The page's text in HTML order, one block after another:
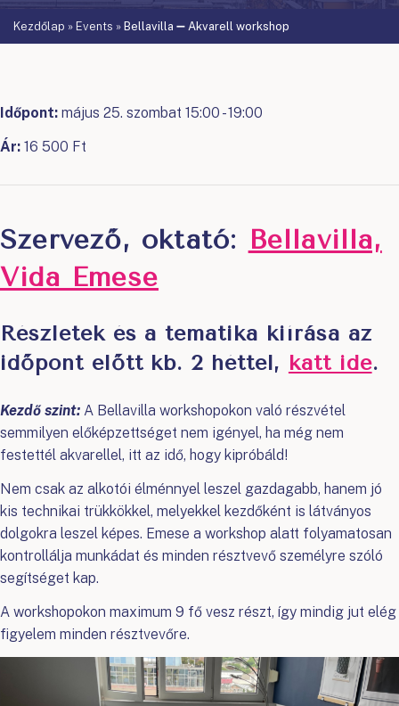
Kezdőlap » Events » Bellavilla ➖ Akvarell workshop
Időpont: május 25. szombat 15:00 - 19:00
Ár: 16 500 Ft
Szervező, oktató: Bellavilla,
Vida Emese
Részletek és a tematika kiírása az
időpont előtt kb. 2 héttel, katt ide.
Kezdő szint: A Bellavilla workshopokon való részvétel
semmilyen előképzettséget nem igényel, ha még nem
festettél akvarellel, itt az idő, hogy kipróbáld!
Nem csak az alkotói élménnyel leszel gazdagabb, hanem jó
kis technikai trükkökkel, melyekkel kezdőként is látványos
dolgokra leszel képes. Emese a workshop alatt folyamatosan
kontrollálja munkádat és minden résztvevő személyre szóló
segítséget kap.
A workshopokon maximum 9 fő vesz részt, így mindig jut elég
figyelem minden résztvevőre.